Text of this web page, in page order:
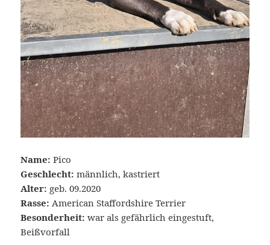
Name:Pico
Geschlecht:männlich, kastriert
Alter: geb. 09.2020
Rasse: American Staffordshire Terrier
Besonderheit:war als gefährlich eingestuft,
Beißvorfall